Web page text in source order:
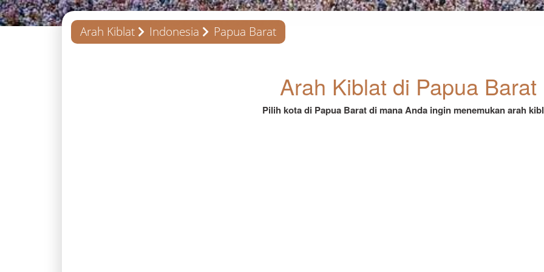
Arah Kiblat Indonesia Papua Barat
Arah Kiblat di Papua Barat
Pilih kota di Papua Barat di mana Anda ingin menemukan arah